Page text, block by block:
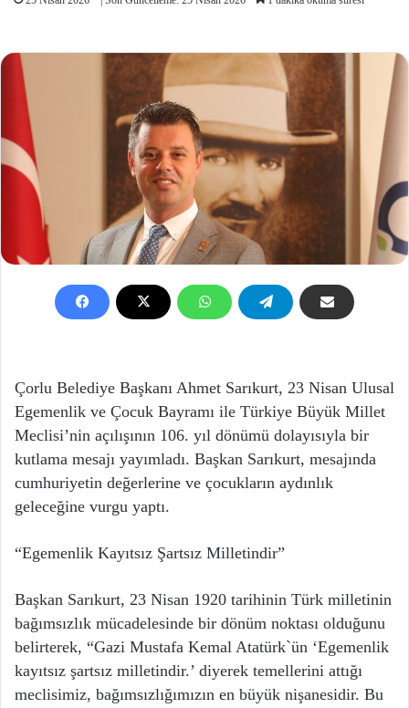
Çorlu Belediye Başkanı Ahmet Sarıkurt, 23 Nisan Ulusal
Egemenlik ve Çocuk Bayramı ile Türkiye Büyük Millet
Meclisi’nin açılışının 106. yıl dönümü dolayısıyla bir
kutlama mesajı yayımladı. Başkan Sarıkurt, mesajında
cumhuriyetin değerlerine ve çocukların aydınlık
geleceğine vurgu yaptı.
“Egemenlik Kayıtsız Şartsız Milletindir”
Başkan Sarıkurt, 23 Nisan 1920 tarihinin Türk milletinin
bağımsızlık mücadelesinde bir dönüm noktası olduğunu
belirterek, “Gazi Mustafa Kemal Atatürk`ün ‘Egemenlik
kayıtsız şartsız milletindir.’ diyerek temellerini attığı
meclisimiz, bağımsızlığımızın en büyük nişanesidir. Bu